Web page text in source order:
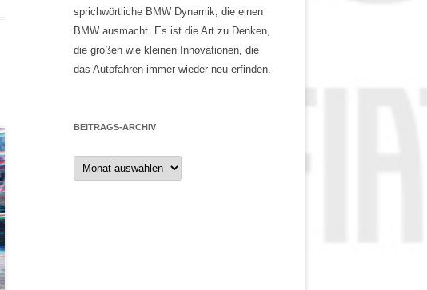
sprichwörtliche BMW Dynamik, die einen
BMW ausmacht. Es ist die Art zu Denken,
die großen wie kleinen Innovationen, die
das Autofahren immer wieder neu erfinden.
BEITRAGS-ARCHIV
Beitrags-
Archiv